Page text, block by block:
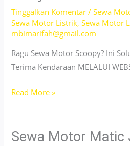
Kunci
–
24
Jam!
Tinggalkan Komentar /Sewa
Sewa Motor Listrik,Sewa Motor
mbimarifah@gmail.com
Ragu Sewa Motor Scoopy? Ini
Terima Kendaraan MELALUI
Sewa
Jakarta
Timur
Read More »
Sewa Motor Matic